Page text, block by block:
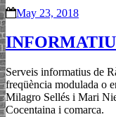
May 23, 2018
INFORMATIU
Serveis informatius de
freqüència modulada o
Milagro Sellés i Mari
Cocentaina i comarca.